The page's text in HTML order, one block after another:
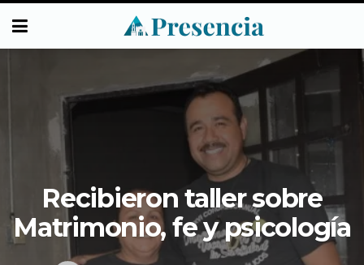
Recibieron taller sobre
Matrimonio, fe y psicología